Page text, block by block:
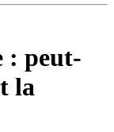
: peut-
la